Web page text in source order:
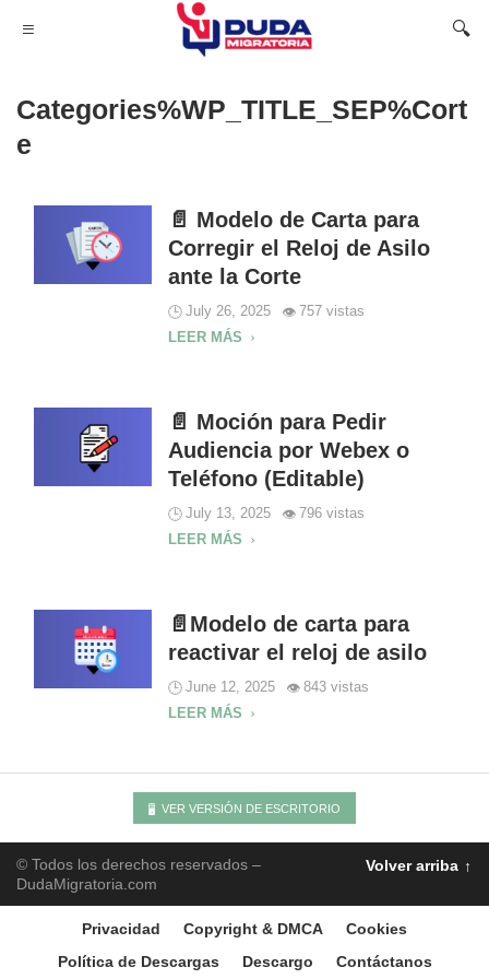
Categories%WP_TITLE_SEP%Cort
E
📄 Modelo de Carta para
Corregir el Reloj de Asilo
ante la Corte
July 26, 2025
757 vistas
LEER MÁS
📄 Moción para Pedir
Audiencia por Webex o
Teléfono (Editable)
July 13, 2025
796 vistas
LEER MÁS
📄Modelo de carta para
reactivar el reloj de asilo
June 12, 2025
843 vistas
LEER MÁS
VER VERSIÓN DE ESCRITORIO
© Todos los derechos reservados –
DudaMigratoria.com
Volver arriba
Privacidad Copyright & DMCA
Cookies
Política de Descargas
Descargo Contáctanos